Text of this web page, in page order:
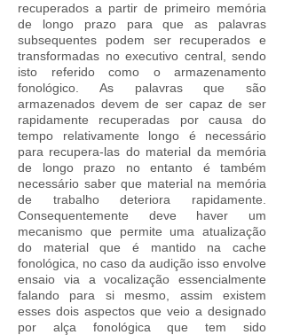
recuperados a partir de primeiro memória
de longo prazo para que as palavras
subsequentes podem ser recuperados e
transformadas no executivo central, sendo
isto referido como o armazenamento
fonológico. As palavras que são
armazenados devem de ser capaz de ser
rapidamente recuperadas por causa do
tempo relativamente longo é necessário
para recupera-las do material da memória
de longo prazo no entanto é também
necessário saber que material na memória
de trabalho deteriora rapidamente.
Consequentemente deve haver um
mecanismo que permite uma atualização
do material que é mantido na cache
fonológica, no caso da audição isso envolve
ensaio via a vocalização essencialmente
falando para si mesmo, assim existem
esses dois aspectos que veio a designado
por alça fonológica que tem sido